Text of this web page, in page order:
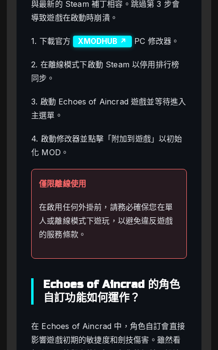
與最新的 Steam 補丁相容。跳過第 3 步會
導致遊戲在啟動時崩潰。
1. 下載官方 XMODHUB ↗ PC 修改器。
2. 在離線模式下啟動 Steam 以停用排行榜
同步。
3. 啟動 Echoes of Aincrad 遊戲並等待進入
主選單。
4. 啟動修改器並點擊「附加到遊戲」以初始
化 MOD。
僅限離線使用
在啟用任何外掛前，請務必確保您在單
人或離線模式下遊玩，以避免違反遊戲
的服務條款。
Echoes of Aincrad 的角色
自訂功能如何運作？
在 Echoes of Aincrad 中，角色自訂會直接
影響遊戲初期的敏捷度和劍技傷害。雖然看